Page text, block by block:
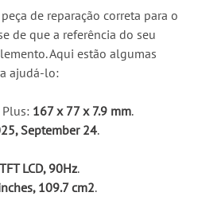
de reparação correta para o
de que a referência do seu
Aqui estão algumas
ajudá-lo:
167 x 77 x 7.9 mm.
September 24.
TFT LCD, 90Hz.
109.7 cm2.